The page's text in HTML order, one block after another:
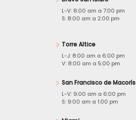
L-V: 8:00 am a 7:00 pm
S: 8:00 am a 2:00 pm
Torre Altice
L-J: 8:00 am a 6:00 pm
V: 8:00 am a 5:00 pm
San Francisco de Macorís
L-V: 9:00 am a 6:00 pm
S: 9:00 am a 1:00 pm